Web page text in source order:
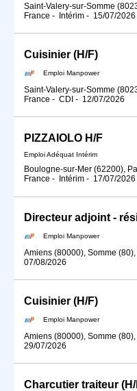
Saint-Valery-sur-Somme
France - Intérim - 15/07/2026
Cuisinier (H/F)
Emploi Manpower
Saint-Valery-sur-Somme
France - CDI - 12/07/2026
PIZZAIOLO H/F
Emploi Adéquat Intérim
Boulogne-sur-Mer (62200),
France - Intérim - 17/07/2026
Directeur adjoint -
Emploi Manpower
Amiens (80000), Somme
07/08/2026
Cuisinier (H/F)
Emploi Manpower
Amiens (80000), Somme
29/07/2026
Charcutier traiteur (H/